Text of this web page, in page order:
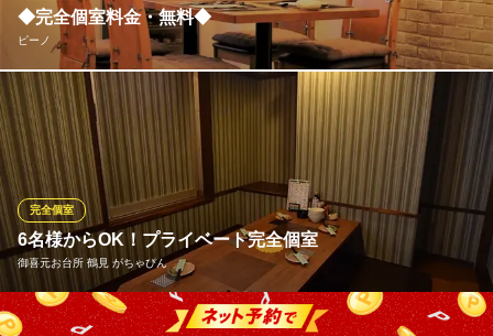
肉屋出身 和牛焼肉店
京急本線京急鶴見駅東口 徒歩5分
神奈川県横浜市鶴見区鶴見中央4-42-12 1F
◆完全個室料金・無料◆
ピーノ
完全個室としてご利用いただき大変ご好評いただいております。
平日は4名様から10名様まで無料で貸切出来ます。 お気軽にお問
い合わせください。 御接待・ご家族のお集りにぜひご利用くださ
い。
ピーノ
イタリアン
京急本線京急鶴見駅 徒歩5分
神奈川県横浜市鶴見区鶴見中央3-1-6 ダイアパレス鶴見第2 1F
6名様からOK！プライベート完全個室
御喜元お台所 鶴見 がちゃぴん
完全個室
お仲間だけでまったり過ごせるのが当店の魅力です！店内には少